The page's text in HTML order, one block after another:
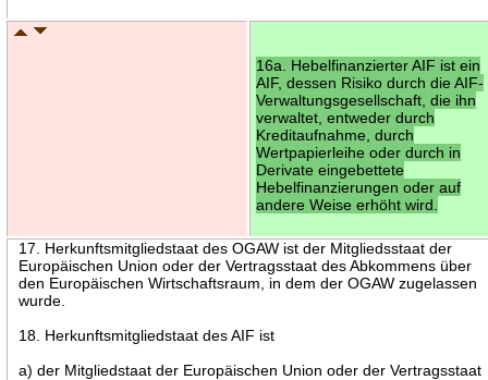
16a. Hebelfinanzierter AIF ist ein
AIF, dessen Risiko durch die AIF-
Verwaltungsgesellschaft, die ihn
verwaltet, entweder durch
Kreditaufnahme, durch
Wertpapierleihe oder durch in
Derivate eingebettete
Hebelfinanzierungen oder auf
andere Weise erhöht wird.
17. Herkunftsmitgliedstaat des OGAW ist der Mitgliedsstaat der
Europäischen Union oder der Vertragsstaat des Abkommens über
den Europäischen Wirtschaftsraum, in dem der OGAW zugelassen
wurde.
18. Herkunftsmitgliedstaat des AIF ist
a) der Mitgliedstaat der Europäischen Union oder der Vertragsstaat